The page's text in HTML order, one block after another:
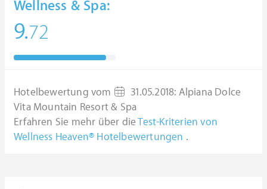
Wellness & Spa:
9.72
Hotelbewertung vom 31.05.2018: Alpiana Dolce
Vita Mountain Resort & Spa
Erfahren Sie mehr über dieTest-Kriterien von
Wellness Heaven® Hotelbewertungen .